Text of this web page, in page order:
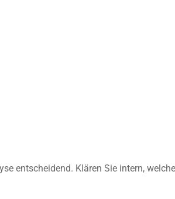
entscheidend. Klären Sie intern,